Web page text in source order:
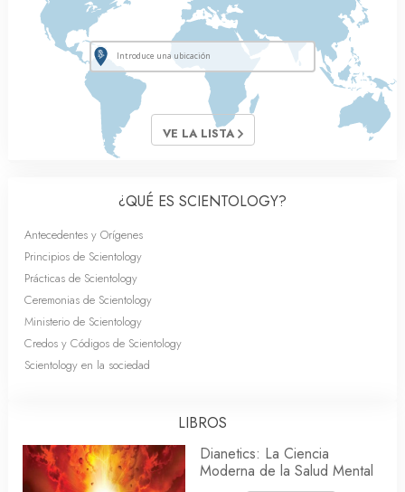
VE LA LISTA
¿QUÉ ES SCIENTOLOGY?
Antecedentes y Orígenes
Principios de Scientology
Prácticas de Scientology
Ceremonias de Scientology
Ministerio de Scientology
Credos y Códigos de Scientology
Scientology en la sociedad
LIBROS
Dianetics: La Ciencia
Moderna de la Salud Mental